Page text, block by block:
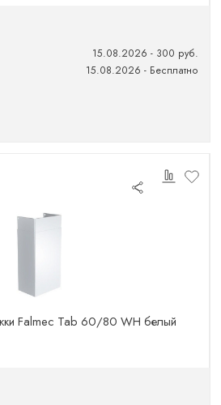
15.08.2026 - 300 руб.
15.08.2026 - Бесплатно
Falmec Tab 60/80 WH белый